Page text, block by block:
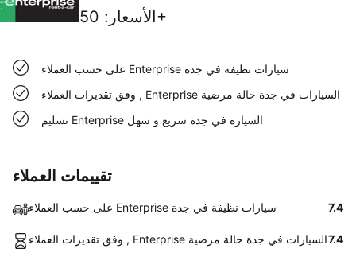
الأسعار : 50+
على حسب العملاء Enterprise سيارات نظيفة في جدة
وفق تقديرات العملاء , Enterprise السيارات في جدة حالة مرضية
تسليم Enterprise السيارة في جدة سريع و سهل
تقييمات العملاء
على حسب العملاء Enterprise سيارات نظيفة في جدة 7.4
وفق تقديرات العملاء , Enterprise السيارات في جدة حالة مرضية7.4